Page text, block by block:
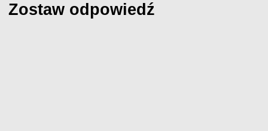
Zostaw odpowiedź